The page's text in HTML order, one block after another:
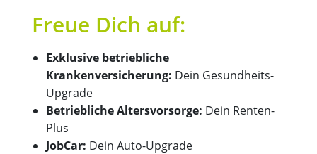
Freue Dich auf:
Exklusive betriebliche
Krankenversicherung: Dein Gesundheits-
Upgrade
Betriebliche Altersvorsorge: Dein Renten-
Plus
JobCar: Dein Auto-Upgrade